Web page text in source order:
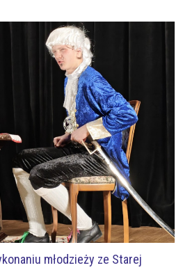
młodzieży ze Starej